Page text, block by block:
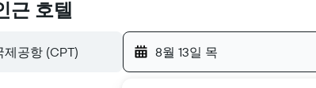
근 호텔
8월 13일 목